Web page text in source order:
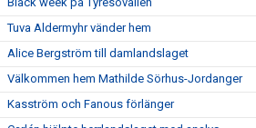
Tuva Aldermyhr vänder hem
Alice Bergström till damlandslaget
Välkommen hem Mathilde Sörhus-Jordanger
Kasström och Fanous förlänger